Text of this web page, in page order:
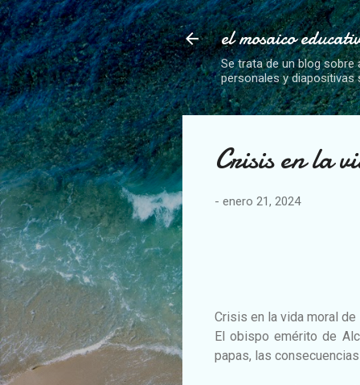
el mosaico
Se trata de un blog
personales y
Crisis en la
- enero 21, 2024
Crisis en la vida moral
El obispo emérito de
papas, las